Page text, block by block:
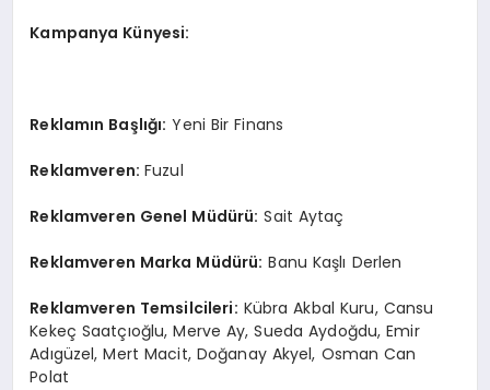
Kampanya Künyesi:
Reklamın Başlığı: Yeni Bir Finans
Reklamveren: Fuzul
Reklamveren Genel Müdürü: Sait Aytaç
Reklamveren Marka Müdürü: Banu Kaşlı Derlen
Reklamveren Temsilcileri: Kübra Akbal Kuru, Cansu
Kekeç Saatçıoğlu, Merve Ay, Sueda Aydoğdu, Emir
Adıgüzel, Mert Macit, Doğanay Akyel, Osman Can
Polat